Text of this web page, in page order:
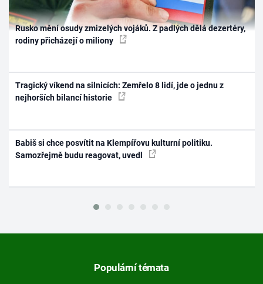
Rusko mění osudy zmizelých vojáků. Z padlých dělá dezertéry,
rodiny přicházejí o miliony
Tragický víkend na silnicích: Zemřelo 8 lidí, jde o jednu z
nejhorších bilancí historie
Babiš si chce posvítit na Klempířovu kulturní politiku.
Samozřejmě budu reagovat, uvedl
Populární témata